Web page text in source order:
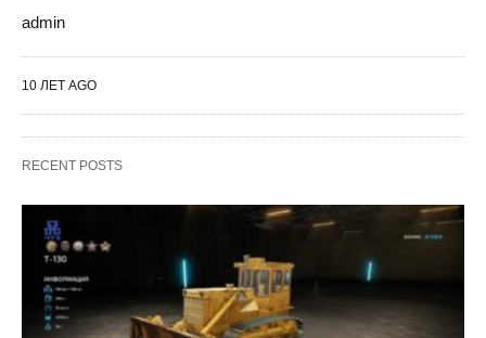
admin
10 ЛЕТ AGO
RECENT POSTS